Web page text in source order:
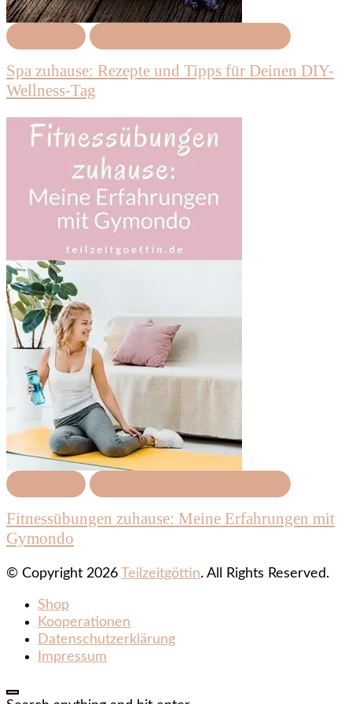
Spa zuhause: Rezepte und Tipps für Deinen DIY-
Wellness-Tag
Fitnessübungen zuhause: Meine Erfahrungen mit
Gymondo
© Copyright 2026 Teilzeitgöttin. All Rights Reserved.
Shop
Kooperationen
Datenschutzerklärung
Impressum